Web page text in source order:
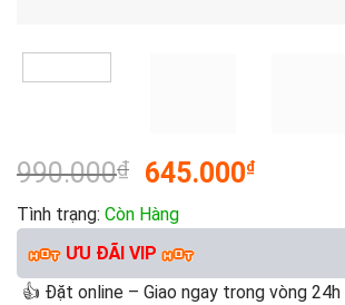
990.000₫ 645.000₫
Tình trạng: Còn Hàng
ƯU ĐÃI VIP
👍 Đặt online – Giao ngay trong vòng 24h